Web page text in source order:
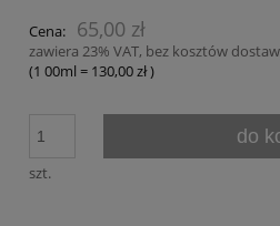
Cena: 65,00 zł
zawiera 23% VAT, bez kosztów
(1 00ml = 130,00 zł)
szt.
do